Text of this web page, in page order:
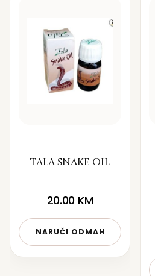
TALA SNAKE OIL
20.00 KM
NARUČI ODMAH